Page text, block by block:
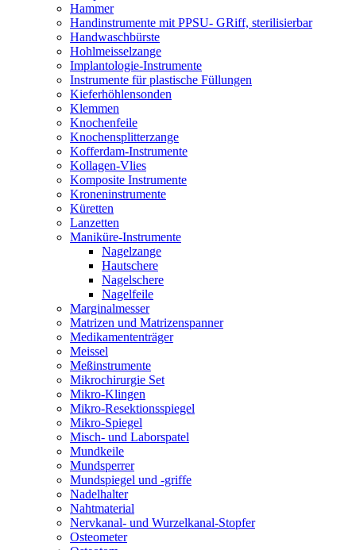
Hammer
Handinstrumente mit PPSU- GRiff, sterilisierbar
Handwaschbürste
Hohlmeisselzange
Implantologie-Instrumente
Instrumente für plastische Füllungen
Kieferhöhlensonden
Klemmen
Knochenfeile
Knochensplitterzange
Kofferdam-Instrumente
Kollagen-Vlies
Komposite Instrumente
Kroneninstrumente
Küretten
Lanzetten
Maniküre-Instrumente
Nagelzange
Hautschere
Nagelschere
Nagelfeile
Marginalmesser
Matrizen und Matrizenspanner
Medikamententräger
Meissel
Meßinstrumente
Mikrochirurgie Set
Mikro-Klingen
Mikro-Resektionsspiegel
Mikro-Spiegel
Misch- und Laborspatel
Mundkeile
Mundsperrer
Mundspiegel und -griffe
Nadelhalter
Nahtmaterial
Nervkanal- und Wurzelkanal-Stopfer
Osteometer